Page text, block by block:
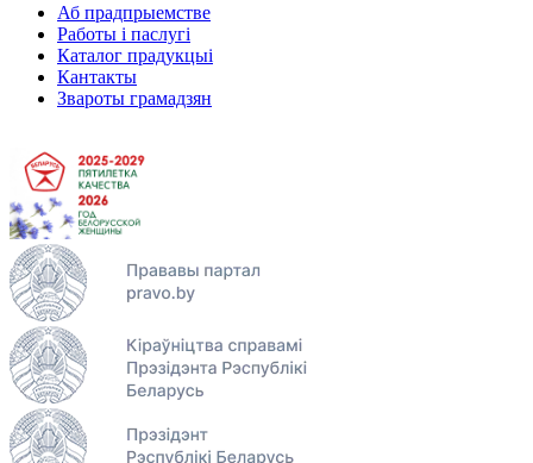
Аб прадпрыемстве
Работы і паслугі
Каталог прадукцыі
Кантакты
Звароты грамадзян